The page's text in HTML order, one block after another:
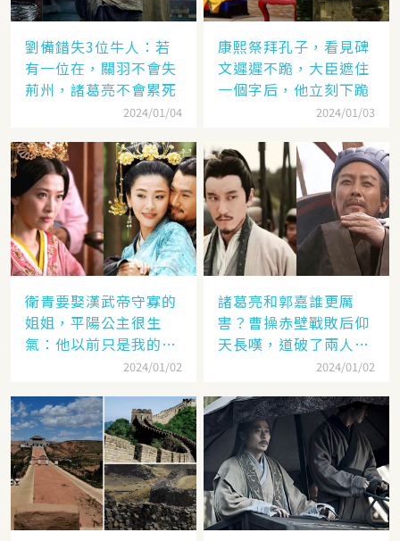
劉備錯失3位牛人：若
有一位在，關羽不會失
荊州，諸葛亮不會累死
2024/01/04
康熙祭拜孔子，看見碑
文遲遲不跪，大臣遮住
一個字后，他立刻下跪
2024/01/03
衛青要娶漢武帝守寡的
姐姐，平陽公主很生
氣：他以前只是我的奴
2024/01/02
諸葛亮和郭嘉誰更厲
害？曹操赤壁戰敗后仰
天長嘆，道破了兩人高
2024/01/02